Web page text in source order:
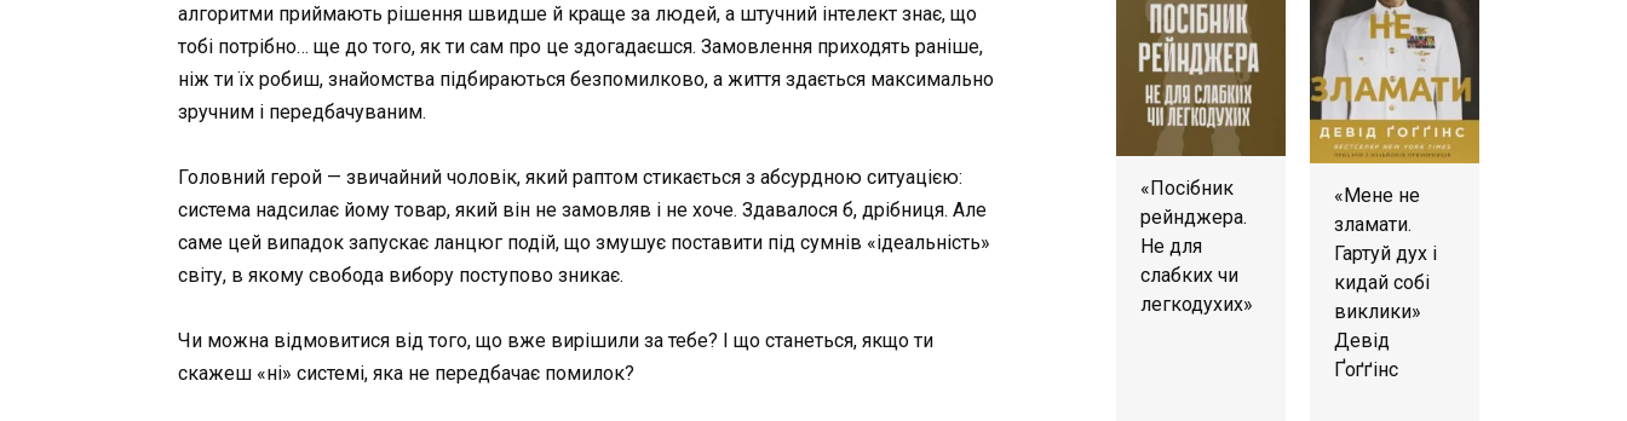
алгоритми приймають рішення швидше й краще за людей, а штучний інтелект знає, що
тобі потрібно… ще до того, як ти сам про це здогадаєшся. Замовлення приходять раніше,
ніж ти їх робиш, знайомства підбираються безпомилково, а життя здається максимально
зручним і передбачуваним.
Головний герой — звичайний чоловік, який раптом стикається з абсурдною ситуацією:
система надсилає йому товар, який він не замовляв і не хоче. Здавалося б, дрібниця. Але
саме цей випадок запускає ланцюг подій, що змушує поставити під сумнів «ідеальність»
світу, в якому свобода вибору поступово зникає.
Чи можна відмовитися від того, що вже вирішили за тебе? І що станеться, якщо ти
скажеш «ні» системі, яка не передбачає помилок?
«Посібник
рейнджера.
Не для
слабких чи
легкодухих»
«Мене не
зламати.
Гартуй дух і
кидай собі
виклики»
Девід
Ґоґґінс